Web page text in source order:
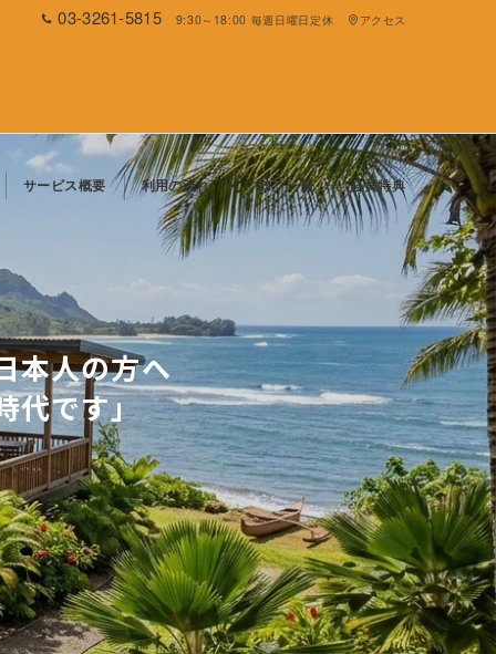
03-3261-5815 9:30～18:00 毎週日曜日定休 アクセス
サービス概要 利用の流れ ブログ一覧 会員特典
本人の方へ
代です」